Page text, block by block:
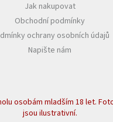
Jak nakupovat
Obchodní podmínky
ochrany osobních údajů
Napište nám
osobám mladším 18 let.
jsou ilustrativní.